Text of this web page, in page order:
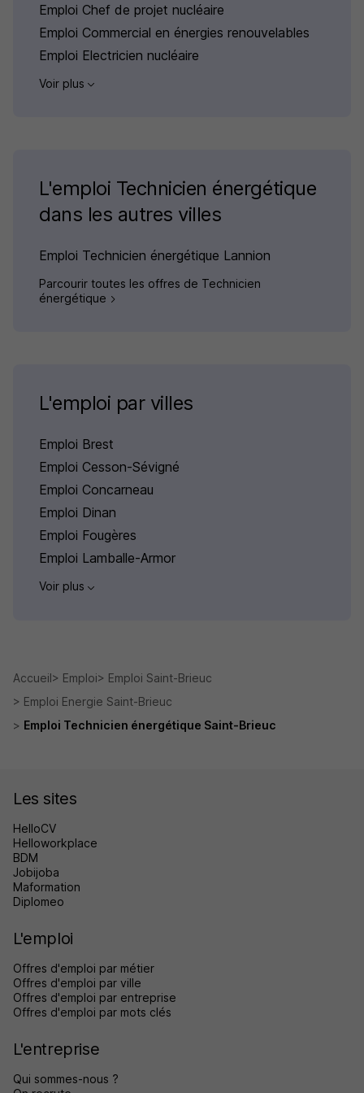
Emploi Chef de projet nucléaire
Emploi Commercial en énergies renouvelables
Emploi Electricien nucléaire
Voir plus
L'emploi Technicien énergétique
dans les autres villes
Emploi Technicien énergétique Lannion
Parcourir toutes les offres de Technicien
énergétique
L'emploi par villes
Emploi Brest
Emploi Cesson-Sévigné
Emploi Concarneau
Emploi Dinan
Emploi Fougères
Emploi Lamballe-Armor
Voir plus
Accueil Emploi
Emploi Saint-Brieuc
Emploi Energie Saint-Brieuc
Emploi Technicien énergétique Saint-Brieuc
Les sites
HelloCV
Helloworkplace
BDM
Jobijoba
Maformation
Diplomeo
L'emploi
Offres d'emploi par métier
Offres d'emploi par ville
Offres d'emploi par entreprise
Offres d'emploi par mots clés
L'entreprise
Qui sommes-nous ?